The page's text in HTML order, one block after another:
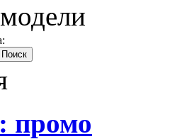
промо